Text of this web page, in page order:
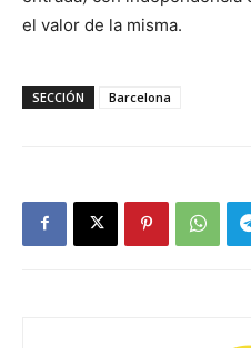
el valor de la misma.
SECCIÓN Barcelona